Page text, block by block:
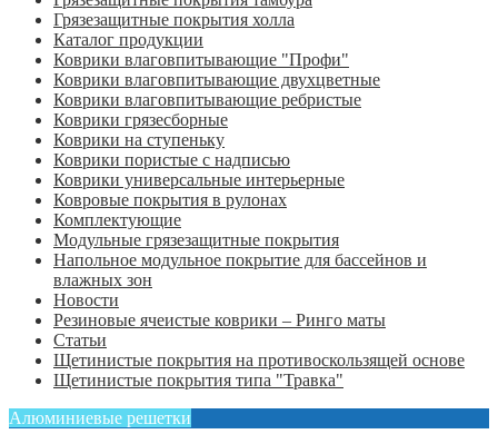
Грязезащитные покрытия холла
Каталог продукции
Коврики влаговпитывающие "Профи"
Коврики влаговпитывающие двухцветные
Коврики влаговпитывающие ребристые
Коврики грязесборные
Коврики на ступеньку
Коврики пористые с надписью
Коврики универсальные интерьерные
Ковровые покрытия в рулонах
Комплектующие
Модульные грязезащитные покрытия
Напольное модульное покрытие для бассейнов и
влажных зон
Новости
Резиновые ячеистые коврики – Ринго маты
Статьи
Щетинистые покрытия на противоскользящей основе
Щетинистые покрытия типа "Травка"
Алюминиевые решетки